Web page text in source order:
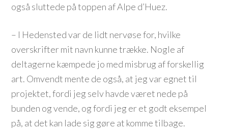
også sluttede på toppen af Alpe d’Huez.
– I Hedensted var de lidt nervøse for, hvilke
overskrifter mit navn kunne trække. Nogle af
deltagerne kæmpede jo med misbrug af forskellig
art. Omvendt mente de også, at jeg var egnet til
projektet, fordi jeg selv havde været nede på
bunden og vende, og fordi jeg er et godt eksempel
på, at det kan lade sig gøre at komme tilbage.